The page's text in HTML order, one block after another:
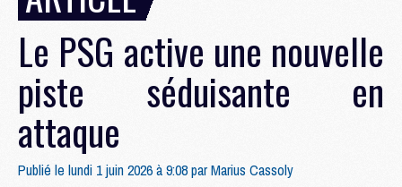
Le PSG active une nouvelle
piste séduisante en
attaque
Publié le lundi 1 juin 2026 à 9:08 parMarius Cassoly